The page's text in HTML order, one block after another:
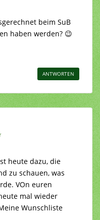
beim SuB
haben werden? 😉
ANTWORTEN
heute dazu, die
zu schauen, was
VOn euren
mal wieder
Wunschliste